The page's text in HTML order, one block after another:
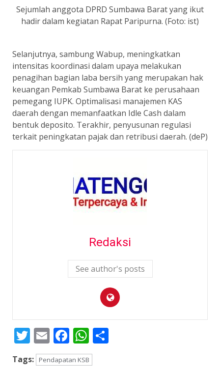
Sejumlah anggota DPRD Sumbawa Barat yang ikut
hadir dalam kegiatan Rapat Paripurna. (Foto: ist)
Selanjutnya, sambung Wabup, meningkatkan
intensitas koordinasi dalam upaya melakukan
penagihan bagian laba bersih yang merupakan hak
keuangan Pemkab Sumbawa Barat ke perusahaan
pemegang IUPK. Optimalisasi manajemen KAS
daerah dengan memanfaatkan Idle Cash dalam
bentuk deposito. Terakhir, penyusunan regulasi
terkait peningkatan pajak dan retribusi daerah. (deP)
Redaksi
See author's posts
Twitter
EmailFacebook
WhatsApp
Tags: Pendapatan KSB